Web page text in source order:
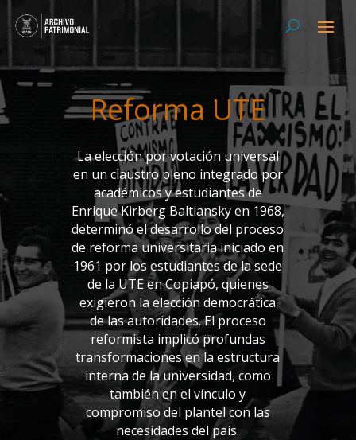
Reforma UTE
La elección por votación universal
en un claustro pleno integrado por
académicos y estudiantes de
Enrique Kirberg Baltiansky en 1968,
determinó el desarrollo del proceso
de reforma universitaria iniciado en
1961 por los estudiantes de la sede
de la UTE en Copiapó, quienes
exigieron la elección democrática
de las autoridades. El proceso
reformista implicó profundas
transformaciones en la estructura
interna de la universidad, como
también en el vínculo y
compromiso del plantel con las
necesidades del país.